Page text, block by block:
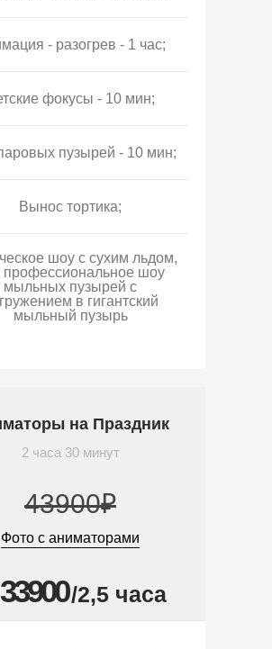
- разогрев - 1 час;
фокусы - 10 мин;
пузырей - 10 мин;
Вынос тортика;
шоу с сухим льдом,
профессиональное шоу
мыльных пузырей с
в гигантский
мыльный пузырь
на Праздник
2 часа 30 минут
43900₽
Фото с аниматорами
33900/2,5 часа